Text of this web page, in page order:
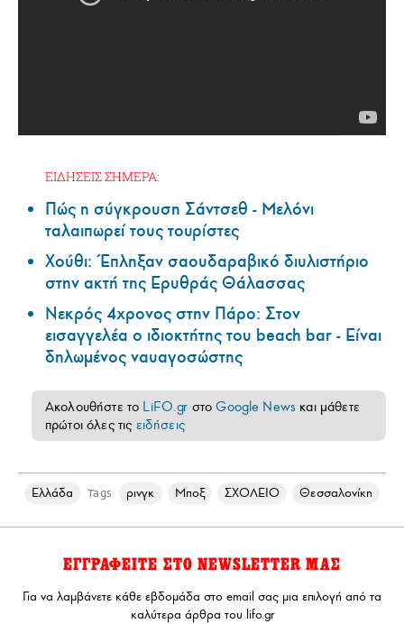
ΕΙΔΗΣΕΙΣ ΣΗΜΕΡΑ:
Πώς η σύγκρουση Σάντσεθ - Μελόνι
ταλαιπωρεί τους τουρίστες
Χούθι: Έπληξαν σαουδαραβικό διυλιστήριο
στην ακτή της Ερυθράς Θάλασσας
Νεκρός 4χρονος στην Πάρο: Στον
εισαγγελέα ο ιδιοκτήτης του beach bar - Είναι
δηλωμένος ναυαγοσώστης
Ακολουθήστε το LiFO.gr στοGoogle News και μάθετε
πρώτοι όλες τις ειδήσεις
Ελλάδα Tags ρινγκ Μποξ ΣΧΟΛΕΙΟ Θεσσαλονίκη
ΕΓΓΡΑΦΕΙΤΕ ΣΤΟ NEWSLETTER ΜΑΣ
Για να λαμβάνετε κάθε εβδομάδα στο email σας μια επιλογή από τα
καλύτερα άρθρα του lifo.gr